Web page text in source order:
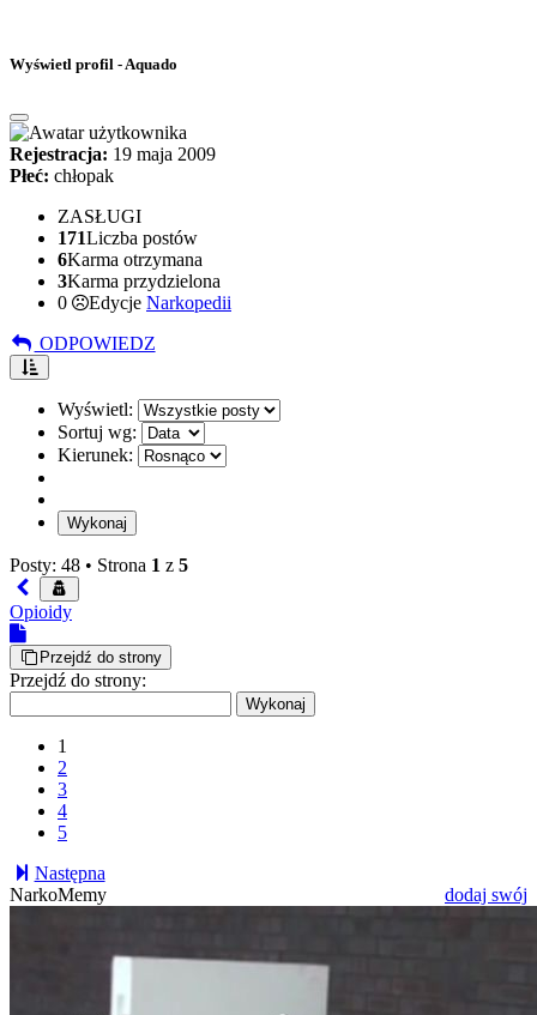
Wyświetl profil - Aquado
Rejestracja: 19 maja 2009
Płeć: chłopak
ZASŁUGI
171Liczba postów
6Karma otrzymana
3Karma przydzielona
0
Edycje Narkopedii
ODPOWIEDZ
Wyświetl:
Sortuj wg:
Kierunek:
Posty: 48 • Strona 1 z 5
Opioidy
Przejdź do strony
Przejdź do strony:
1
2
3
4
5
Następna
NarkoMemy
dodaj swój